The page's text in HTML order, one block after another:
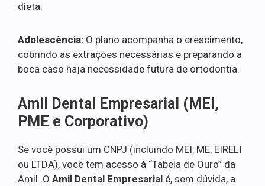
dieta.
Adolescência: O plano acompanha o crescimento,
cobrindo as extrações necessárias e preparando a
boca caso haja necessidade futura de ortodontia.
Amil Dental Empresarial (MEI,
PME e Corporativo)
Se você possui um CNPJ (incluindo MEI, ME, EIRELI
ou LTDA), você tem acesso à “Tabela de Ouro” da
Amil. O Amil Dental Empresarial é, sem dúvida, a